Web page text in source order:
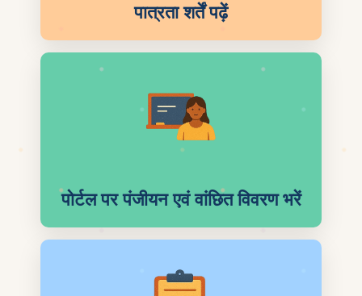
पात्रता शर्तें पढ़ें
पोर्टल पर पंजीयन एवं वांछित विवरण भरें